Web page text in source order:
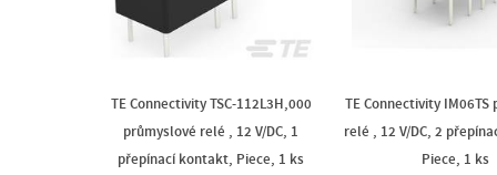
TE Connectivity TSC-112L3H,000
průmyslové relé , 12 V/DC, 1
přepínací kontakt, Piece, 1 ks
TE Connectivity IM06TS
relé , 12 V/DC, 2
Piece, 1 ks